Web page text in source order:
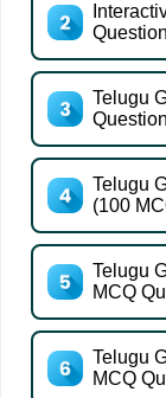
Telugu
Telugu
(100
Telugu
MCQ
Telugu
MCQ